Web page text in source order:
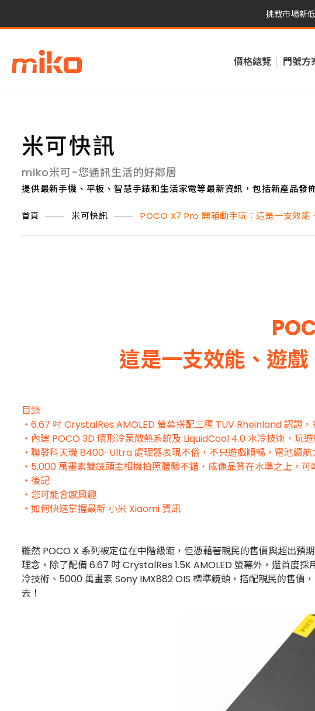
挑戰市場新
挑戰市場
價格總覽 門號方
米可快訊
miko米可-您通訊生活的好鄰居
提供最新手機、平板、智慧手錶和生活家電等最新資訊，包括新產品發
首頁 米可快訊 POCO X7 Pro 開箱動手玩：這是一支效
這是一支效能、遊
目錄
・6.67 吋 CrystalRes AMOLED 螢幕搭配三種 TÜV Rheinland 認證
・內建 POCO 3D 環形冷泵散熱系統及 LiquidCool 4.0 水冷技術，玩
・聯發科天璣 8400-Ultra 處理器表現不俗，不只遊戲順暢，電池續航
・5,000 萬畫素雙鏡頭主相機拍照體驗不錯，成像品質在水準之上，可
・後記
・您可能會感興趣
・如何快速掌握最新 小米 Xiaomi 資訊
雖然 POCO X 系列被定位在中階級距，但憑藉著親民的售價與超出
理念，除了配備 6.67 吋 CrystalRes 1.5K AMOLED 螢幕外，還首度
冷技術、5000 萬畫素 Sony IMX882 OIS 標準鏡頭，搭配親民的售價
去！